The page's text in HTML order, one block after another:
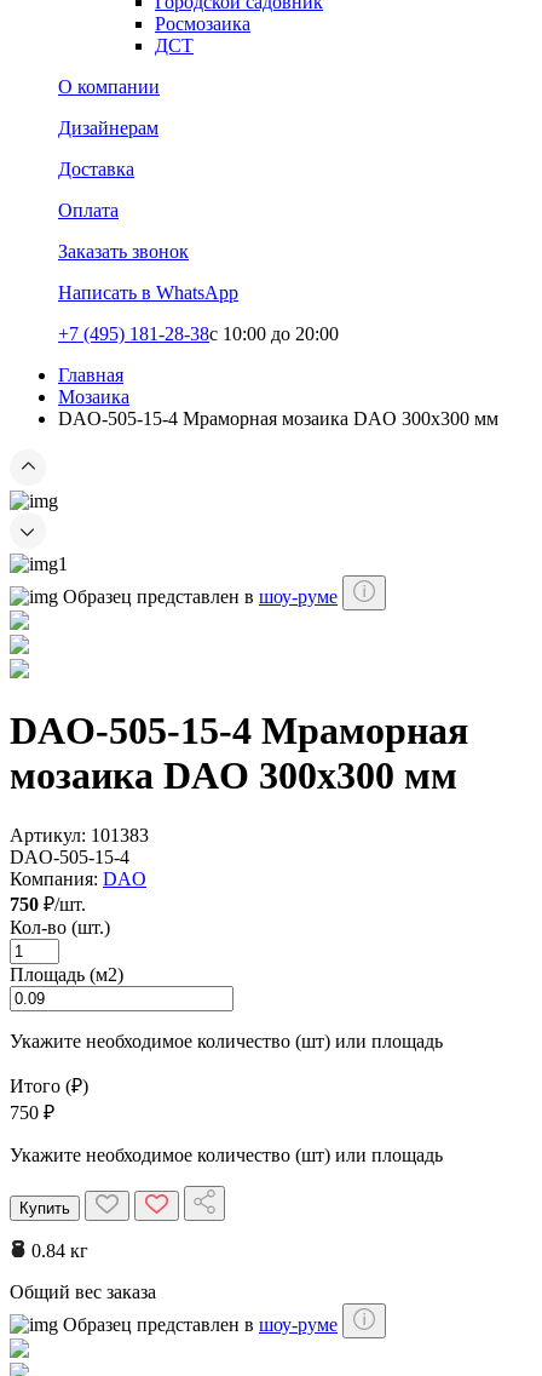
Росмозаика
ДСТ
О компании
Дизайнерам
Доставка
Оплата
Заказать звонок
Написать в WhatsApp
+7 (495) 181-28-38c 10:00 до 20:00
Главная
Мозаика
DAO-505-15-4 Мраморная мозаика DAO 300x300 мм
Образец представлен в шоу-руме
DAO-505-15-4 Мраморная
мозаика DAO 300x300 мм
Артикул: 101383
DAO-505-15-4
Компания: DAO
750 ₽/шт.
Кол-во (шт.)
Площадь (м2)
Укажите необходимое количество (шт) или площадь
Итого (₽)
750 ₽
Укажите необходимое количество (шт) или площадь
Купить
0.84 кг
Общий вес заказа
Образец представлен в шоу-руме